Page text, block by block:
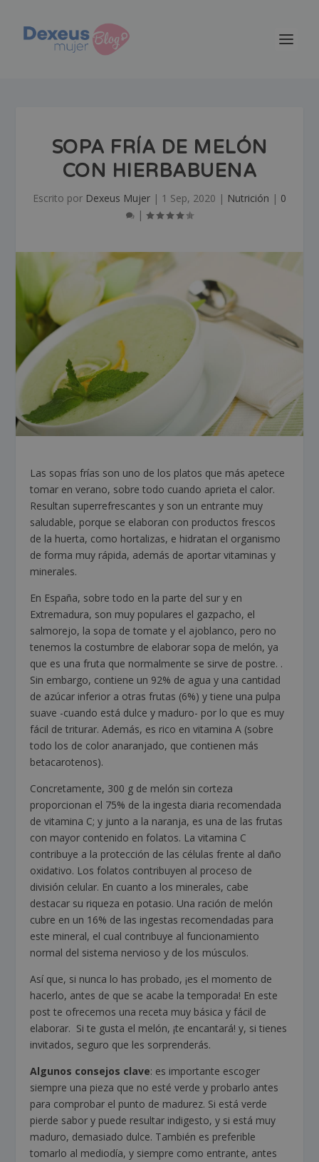
SOPA FRÍA DE MELÓN
CON HIERBABUENA
Escrito por Dexeus Mujer | 1 Sep, 2020 | Nutrición | 0
|
Las sopas frías son uno de los platos que más apetece
tomar en verano, sobre todo cuando aprieta el calor.
Resultan superrefrescantes y son un entrante muy
saludable, porque se elaboran con productos frescos
de la huerta, como hortalizas, e hidratan el organismo
de forma muy rápida, además de aportar vitaminas y
minerales.
En España, sobre todo en la parte del sur y en
Extremadura, son muy populares el gazpacho, el
salmorejo, la sopa de tomate y el ajoblanco, pero no
tenemos la costumbre de elaborar sopa de melón, ya
que es una fruta que normalmente se sirve de postre. .
Sin embargo, contiene un 92% de agua y una cantidad
de azúcar inferior a otras frutas (6%) y tiene una pulpa
suave -cuando está dulce y maduro- por lo que es muy
fácil de triturar. Además, es rico en vitamina A (sobre
todo los de color anaranjado, que contienen más
betacarotenos).
Concretamente, 300 g de melón sin corteza
proporcionan el 75% de la ingesta diaria recomendada
de vitamina C; y junto a la naranja, es una de las frutas
con mayor contenido en folatos. La vitamina C
contribuye a la protección de las células frente al daño
oxidativo. Los folatos contribuyen al proceso de
división celular. En cuanto a los minerales, cabe
destacar su riqueza en potasio. Una ración de melón
cubre en un 16% de las ingestas recomendadas para
este mineral, el cual contribuye al funcionamiento
normal del sistema nervioso y de los músculos.
Así que, si nunca lo has probado, ¡es el momento de
hacerlo, antes de que se acabe la temporada! En este
post te ofrecemos una receta muy básica y fácil de
elaborar. Si te gusta el melón, ¡te encantará! y, si tienes
invitados, seguro que les sorprenderás.
Algunos consejos clave: es importante escoger
siempre una pieza que no esté verde y probarlo antes
para comprobar el punto de madurez. Si está verde
pierde sabor y puede resultar indigesto, y si está muy
maduro, demasiado dulce. También es preferible
tomarlo al mediodía, y siempre como entrante, antes